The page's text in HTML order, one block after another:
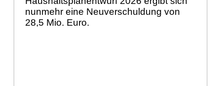
nunmehr eine Neuverschuldung von
28,5 Mio. Euro.